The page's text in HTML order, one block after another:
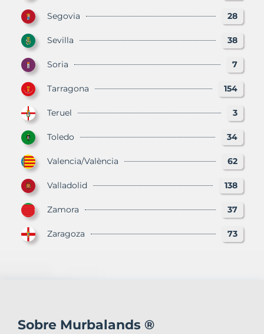
Segovia 28
Sevilla 38
Soria 7
Tarragona 154
Teruel 3
Toledo 34
Valencia/València 62
Valladolid 138
Zamora 37
Zaragoza 73
Sobre Murbalands ®